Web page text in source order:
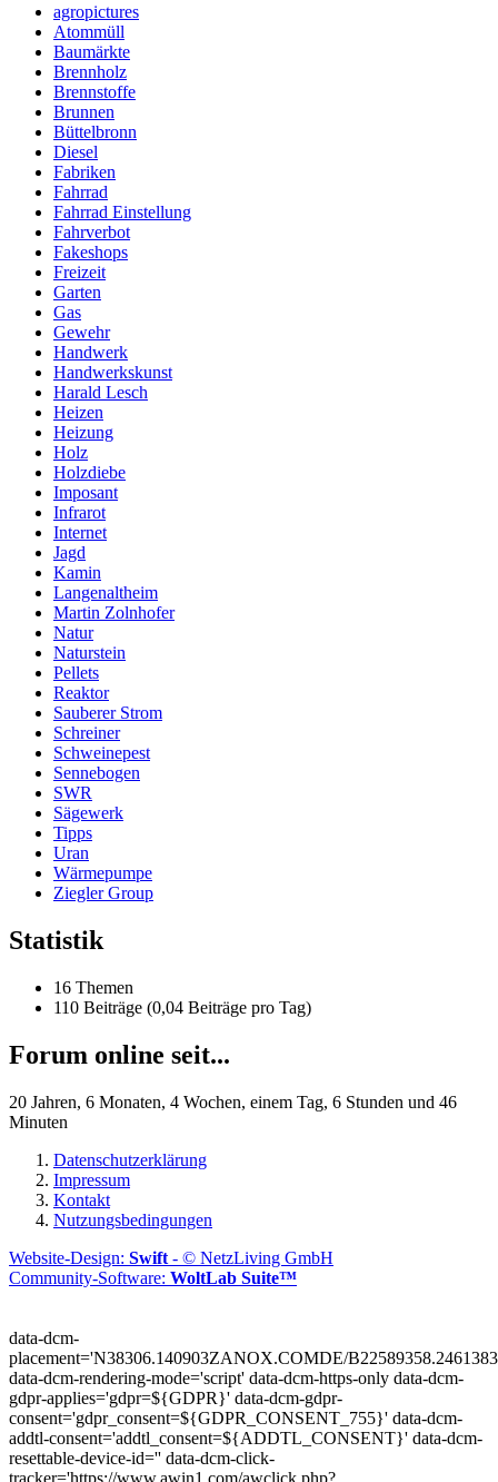
agropictures
Atommüll
Baumärkte
Brennholz
Brennstoffe
Brunnen
Büttelbronn
Diesel
Fabriken
Fahrrad
Fahrrad Einstellung
Fahrverbot
Fakeshops
Freizeit
Garten
Gas
Gewehr
Handwerk
Handwerkskunst
Harald Lesch
Heizen
Heizung
Holz
Holzdiebe
Imposant
Infrarot
Internet
Jagd
Kamin
Langenaltheim
Martin Zolnhofer
Natur
Naturstein
Pellets
Reaktor
Sauberer Strom
Schreiner
Schweinepest
Sennebogen
SWR
Sägewerk
Tipps
Uran
Wärmepumpe
Ziegler Group
Statistik
16 Themen
110 Beiträge (0,04 Beiträge pro Tag)
Forum online seit...
20 Jahren, 6 Monaten, 4 Wochen, einem Tag, 6 Stunden und 46
Minuten
Datenschutzerklärung
Impressum
Kontakt
Nutzungsbedingungen
Website-Design: Swift - © NetzLiving GmbH
Community-Software: WoltLab Suite™
data-dcm-
placement='N38306.140903ZANOX.COMDE/
data-dcm-rendering-mode='script' data-dcm-https-only data-dcm-
gdpr-applies='gdpr=${GDPR}' data-dcm-gdpr-
consent='gdpr_consent=${GDPR_CONSENT_755}' data-dcm-
addtl-consent='addtl_consent=${ADDTL_CONSENT}' data-dcm-
resettable-device-id='' data-dcm-click-
tracker='https://www.awin1.com/awclick.php?